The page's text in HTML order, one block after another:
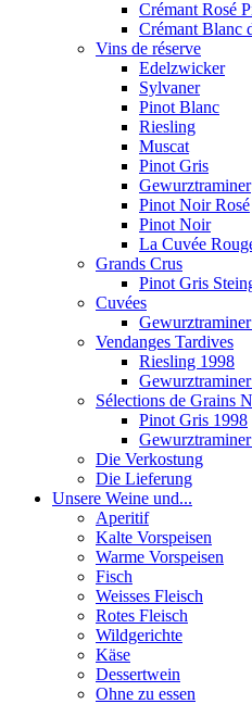
Crémant Rosé
Crémant Blanc
Vins de réserve
Edelzwicker
Sylvaner
Pinot Blanc
Riesling
Muscat
Pinot Gris
Gewurztraminer
Pinot Noir Rosé
Pinot Noir
La Cuvée
Grands Crus
Pinot Gris
Cuvées
Vendanges Tardives
Riesling 1998
Gewurztraminer
Sélections de Grains
Pinot Gris 1998
Die Verkostung
Die Lieferung
Unsere Weine und...
Aperitif
Kalte Vorspeisen
Warme Vorspeisen
Fisch
Weisses Fleisch
Rotes Fleisch
Wildgerichte
Käse
Dessertwein
Ohne zu essen